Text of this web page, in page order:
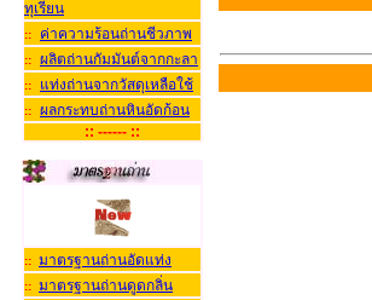
ทุเรียน
:: ค่าความร้อนถ่านชีวภาพ
:: ผลิตถ่านกัมมันต์จากกะลา
:: แท่งถ่านจากวัสดุเหลือใช้
::
ผลกระทบถ่านหินอัดก้อน
:: ------ ::
:: มาตรฐานถ่านอัดแท่ง
:: มาตรฐานถ่านดูดกลิ่น